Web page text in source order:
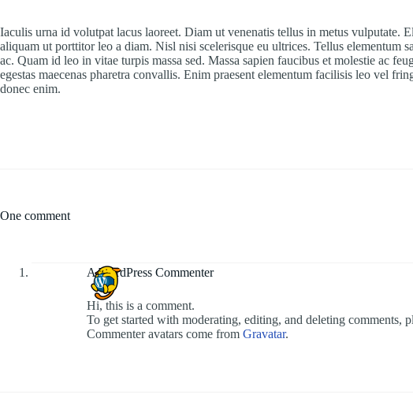
Iaculis urna id volutpat lacus laoreet. Diam ut venenatis tellus in metus vulputate.
aliquam ut porttitor leo a diam. Nisl nisi scelerisque eu ultrices. Tellus elementum
ac. Quam id leo in vitae turpis massa sed. Massa sapien faucibus et molestie ac
egestas maecenas pharetra convallis. Enim praesent elementum facilisis leo vel
donec enim.
One comment
A WordPress Commenter
Hi, this is a comment.
To get started with moderating, editing, and deleting comments,
Commenter avatars come from Gravatar.